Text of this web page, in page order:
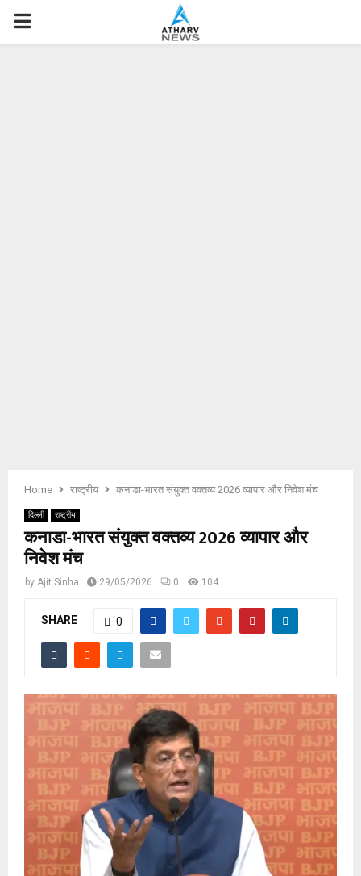
P
Home राष्ट्रीय कनाडा-भारत संयुक्त वक्तव्य 2026 व्यापार और निवेश मंच
दिल्ली राष्ट्रीय
कनाडा-भारत संयुक्त वक्तव्य 2026 व्यापार और
निवेश मंच
by Ajit Sinha 29/05/2026 0 104
SHARE 0